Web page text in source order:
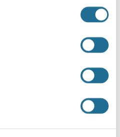
du söker?